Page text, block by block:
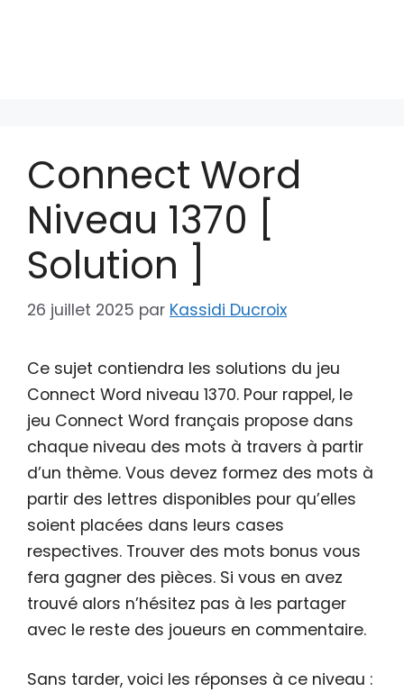
Connect Word
Niveau 1370 [
Solution ]
26 juillet 2025 par Kassidi Ducroix
Ce sujet contiendra les solutions du jeu
Connect Word niveau 1370. Pour rappel, le
jeu Connect Word français propose dans
chaque niveau des mots à travers à partir
d’un thème. Vous devez formez des mots à
partir des lettres disponibles pour qu’elles
soient placées dans leurs cases
respectives. Trouver des mots bonus vous
fera gagner des pièces. Si vous en avez
trouvé alors n’hésitez pas à les partager
avec le reste des joueurs en commentaire.
Sans tarder, voici les réponses à ce niveau :